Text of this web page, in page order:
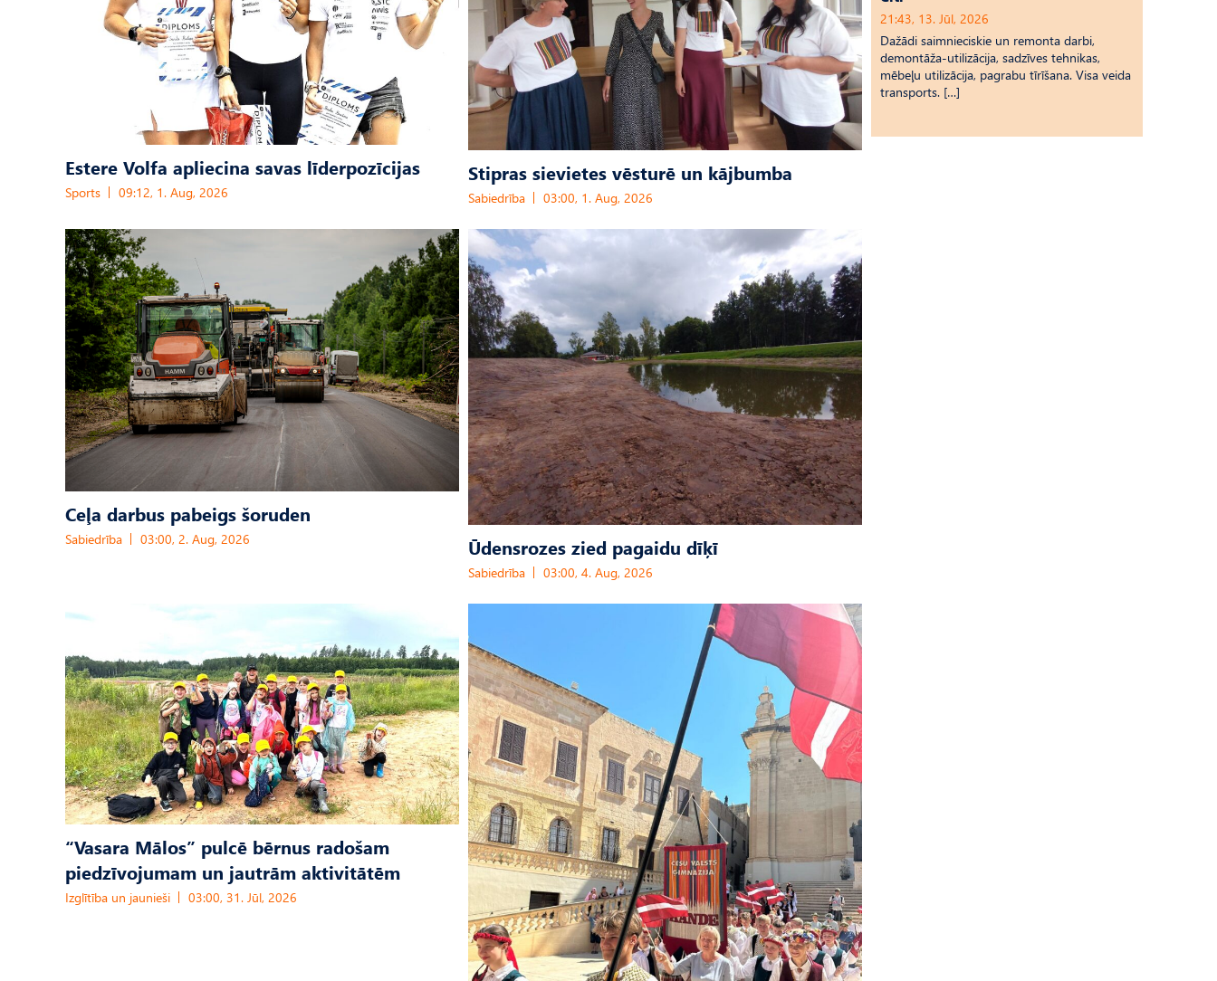
Estere Volfa apliecina savas līderpozīcijas
Sports 09:12, 1. Aug, 2026
Stipras sievietes vēsturē un kājbumba
Sabiedrība 03:00, 1. Aug, 2026
Ceļa darbus pabeigs šoruden
Sabiedrība 03:00, 2. Aug, 2026 Ūdensrozes zied pagaidu dīķī
Sabiedrība 03:00, 4. Aug, 2026
“Vasara Mālos” pulcē bērnus radošam
piedzīvojumam un jautrām aktivitātēm
Izglītība un jaunieši 03:00, 31. Jūl, 2026
21:43, 13. Jūl, 2026
Dažādi saimnieciskie un remonta darbi,
demontāža-utilizācija, sadzīves tehnikas,
mēbeļu utilizācija, pagrabu tīrīšana. Visa veida
transports. […]